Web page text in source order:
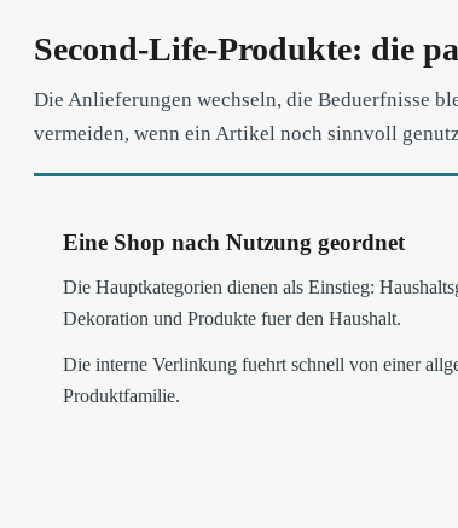
Second-Life-Produkte: die
Die Anlieferungen wechseln, die Beduerfnisse
vermeiden, wenn ein Artikel noch sinnvoll
Eine Shop nach Nutzung geordnet
Die Hauptkategorien dienen als Einstieg:
Dekoration und Produkte fuer den Haushalt.
Die interne Verlinkung fuehrt schnell von einer
Produktfamilie.